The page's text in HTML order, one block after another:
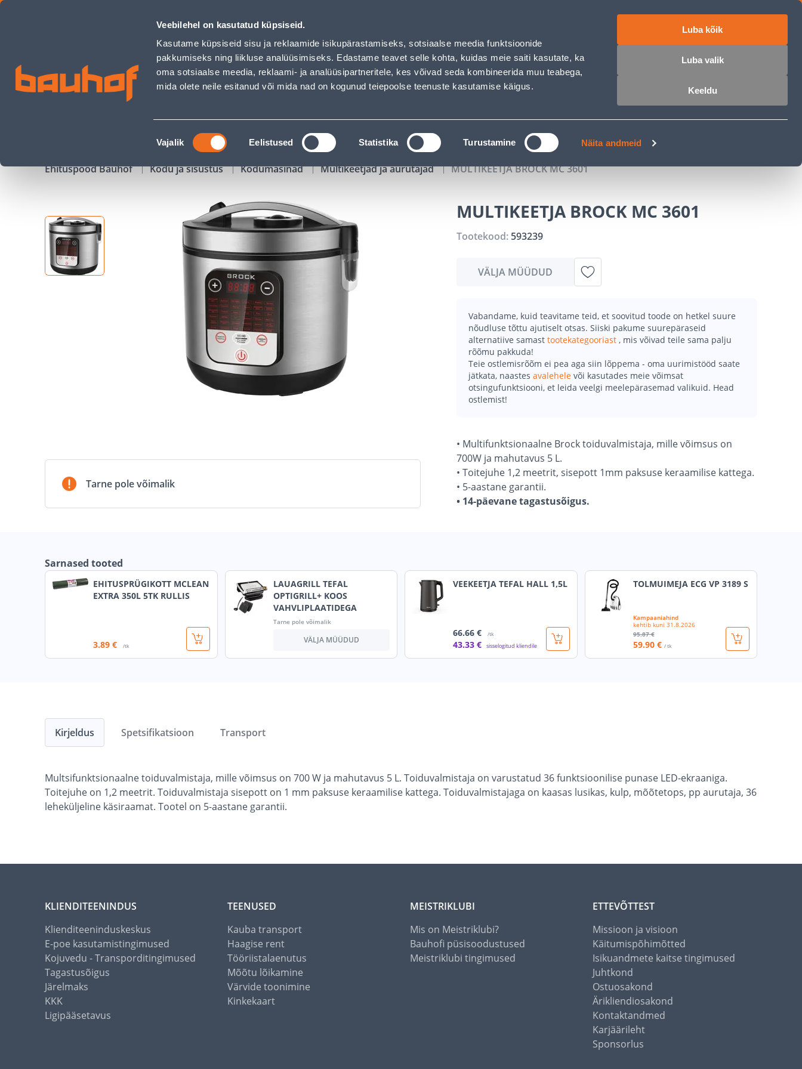
Veebilehel on kasutatud küpsiseid.
Kasutame küpsiseid sisu ja reklaamide isikupärastamiseks, sotsiaalse meedia funktsioonide
pakkumiseks ning liikluse analüüsimiseks. Edastame teavet selle kohta, kuidas meie saiti kasutate, ka
oma sotsiaalse meedia, reklaami- ja analüüsipartneritele, kes võivad seda kombineerida muu teabega,
mida olete neile esitanud või mida nad on kogunud teiepoolse teenuste kasutamise käigus.
Nõusoleku
valik
Vajalik Eelistused Statistika Turustamine Näita andmeid
Luba kõik
Luba valik
Keeldu
MULTIKEETJA BROCK MC 3601 - Bauhof has loaded
Äriklienditeenindus Klienditeenindus Teenused Karjäärileht
OTSI Logi sisse
KAMPAANIAD KATALOOGID TÖÖRIISTALAENUTUS JÄRELMAKS
Ehituspood Bauhof Kodu ja sisustus Kodumasinad Multikeetjad ja aurutajad MULTIKEETJA BROCK MC 3601
Tarne pole võimalik
MULTIKEETJA BROCK MC 3601
Tootekood: 593239
VÄLJA MÜÜDUD
Vabandame, kuid teavitame teid, et soovitud toode on hetkel suure
nõudluse tõttu ajutiselt otsas. Siiski pakume suurepäraseid
alternatiive samast tootekategooriast , mis võivad teile sama palju
rõõmu pakkuda!
Teie ostlemisrõõm ei pea aga siin lõppema - oma uurimistööd saate
jätkata, naastes avalehele või kasutades meie võimsat
otsingufunktsiooni, et leida veelgi meelepärasemad valikuid. Head
ostlemist!
• Multifunktsionaalne Brock toiduvalmistaja, mille võimsus on
700W ja mahutavus 5 L.
• Toitejuhe 1,2 meetrit, sisepott 1mm paksuse keraamilise kattega.
• 5-aastane garantii.
• 14-päevane tagastusõigus.
Sarnased tooted
EHITUSPRÜGIKOTT MCLEAN
EXTRA 350L 5TK RULLIS
3.89 € /tk
LAUAGRILL TEFAL
OPTIGRILL+ KOOS
VAHVLIPLAATIDEGA
Tarne pole võimalik
VÄLJA MÜÜDUD
VEEKEETJA TEFAL HALL 1,5L
66.66 € /tk
43.33 € sisselogitud kliendile
TOLMUIMEJA ECG VP 3189 S
Kampaaniahind
kehtib kuni 31.8.2026
95.87 €
59.90 € / tk
Kirjeldus
Multsifunktsionaalne toiduvalmistaja, mille võimsus on 700 W ja mahutavus 5 L. Toiduvalmistaja on varustatud 36 funktsioonilise punase LED-ekraaniga.
Toitejuhe on 1,2 meetrit. Toiduvalmistaja sisepott on 1 mm paksuse keraamilise kattega. Toiduvalmistajaga on kaasas lusikas, kulp, mõõtetops, pp aurutaja, 36
leheküljeline käsiraamat. Tootel on 5-aastane garantii.
Spetsifikatsioon Transport
KLIENDITEENINDUS
Klienditeeninduskeskus
E-poe kasutamistingimused
Kojuvedu - Transporditingimused
Tagastusõigus
Järelmaks
KKK
Ligipääsetavus
TEENUSED
Kauba transport
Haagise rent
Tööriistalaenutus
Mõõtu lõikamine
Värvide toonimine
Kinkekaart
MEISTRIKLUBI
Mis on Meistriklubi?
Bauhofi püsisoodustused
Meistriklubi tingimused
ETTEVÕTTEST
Missioon ja visioon
Käitumispõhimõtted
Isikuandmete kaitse tingimused
Juhtkond
Ostuosakond
Ärikliendiosakond
Kontaktandmed
Karjäärileht
Sponsorlus